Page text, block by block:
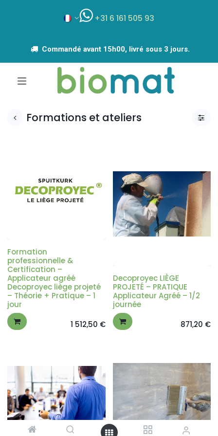
+31 6 161 505 93
Commandé avant 15h00, livré sous 3 jours.
Formations et ateliers
Formation
professionnelle &
Certification –
Applicateur agréé
Decoproyec liège projeté
– Théorie + Pratique – 1
jour
1 512,50 €
Decoproyec LIÈGE
PROJETÉ – PRATIQUE
Applicateur Agréé – 1/2
journée
871,20 €